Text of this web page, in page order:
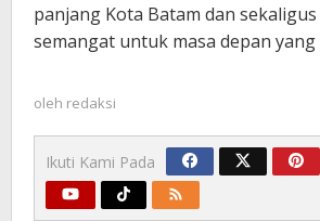
panjang Kota Batam dan
semangat untuk masa depan
oleh redaksi
Ikuti Kami Pada